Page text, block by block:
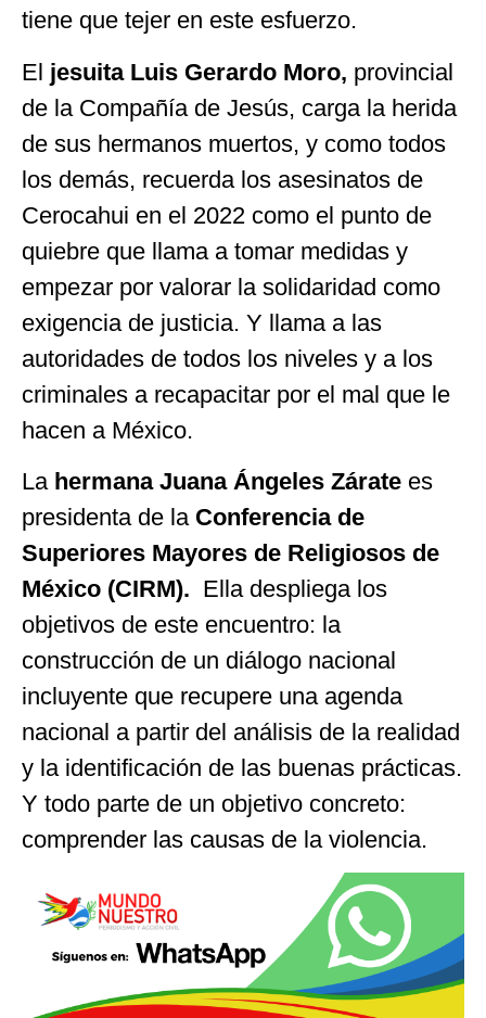
tiene que tejer en este esfuerzo.
El jesuita Luis Gerardo Moro, provincial
de la Compañía de Jesús, carga la herida
de sus hermanos muertos, y como todos
los demás, recuerda los asesinatos de
Cerocahui en el 2022 como el punto de
quiebre que llama a tomar medidas y
empezar por valorar la solidaridad como
exigencia de justicia. Y llama a las
autoridades de todos los niveles y a los
criminales a recapacitar por el mal que le
hacen a México.
La hermana Juana Ángeles Zárate es
presidenta de la Conferencia de
Superiores Mayores de Religiosos de
México (CIRM). Ella despliega los
objetivos de este encuentro: la
construcción de un diálogo nacional
incluyente que recupere una agenda
nacional a partir del análisis de la realidad
y la identificación de las buenas prácticas.
Y todo parte de un objetivo concreto:
comprender las causas de la violencia.